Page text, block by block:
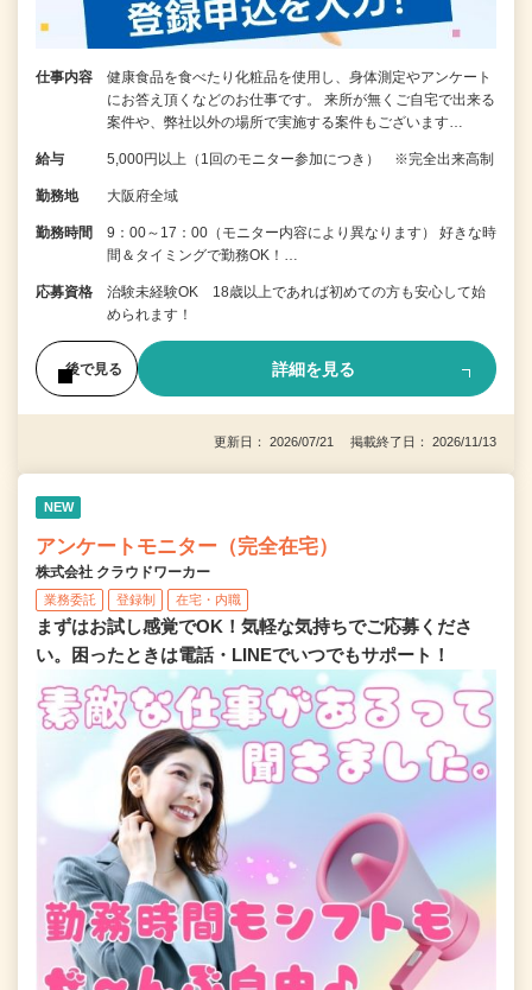
仕事内容
健康食品を食べたり化粧品を使用し、身体測定やアンケート
にお答え頂くなどのお仕事です。 来所が無くご自宅で出来る
案件や、弊社以外の場所で実施する案件もございます…
給与 5,000円以上（1回のモニター参加につき） ※完全出来高制
勤務地 大阪府全域
勤務時間
9：00～17：00（モニター内容により異なります） 好きな時
間＆タイミングで勤務OK！…
応募資格
治験未経験OK 18歳以上であれば初めての方も安心して始
められます！
後で見る 詳細を見る
更新日： 2026/07/21 掲載終了日： 2026/11/13
NEW
アンケートモニター（完全在宅）
株式会社 クラウドワーカー
業務委託 登録制 在宅・内職
まずはお試し感覚でOK！気軽な気持ちでご応募くださ
い。困ったときは電話・LINEでいつでもサポート！